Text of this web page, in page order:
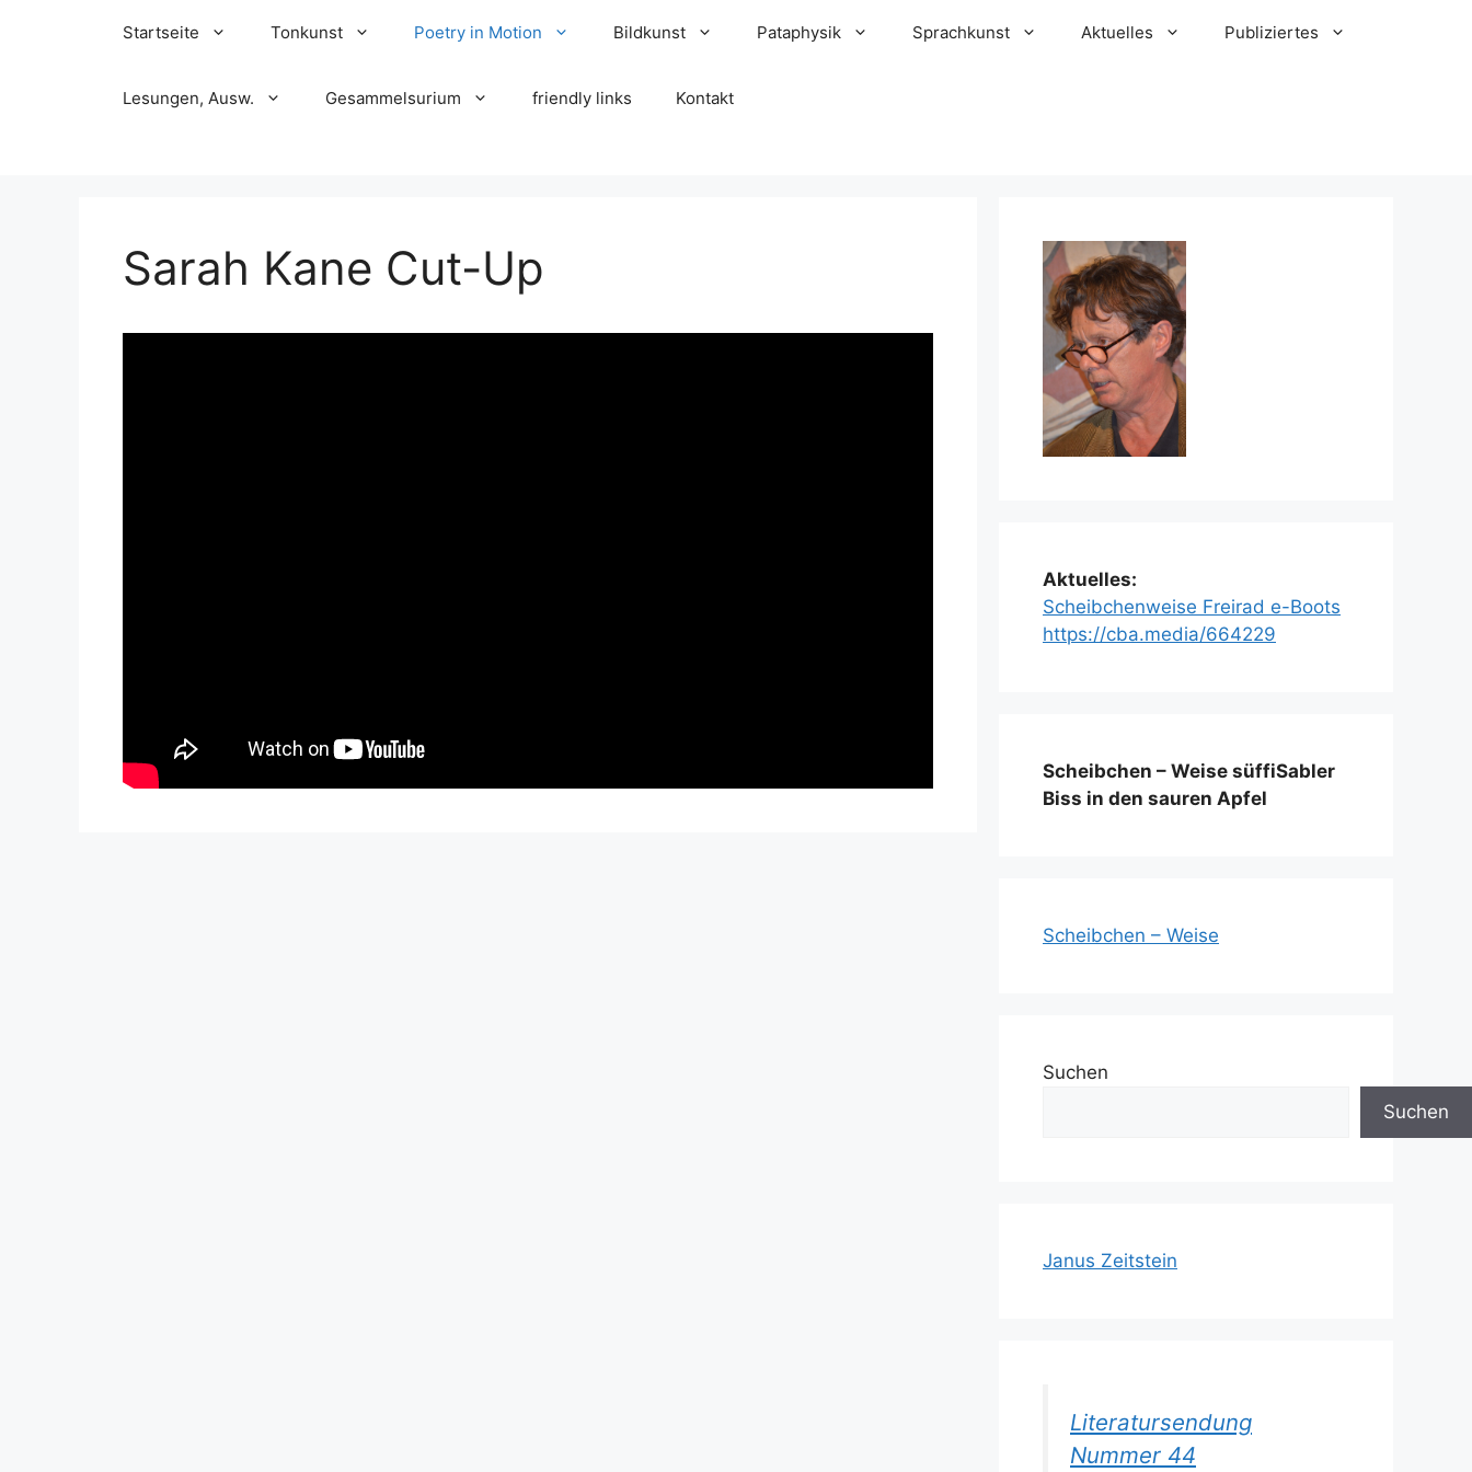
Startseite Tonkunst Poetry in Motion Bildkunst Pataphysik Sprachkunst Aktuelles Publiziertes
Lesungen, Ausw. Gesammelsurium friendly links Kontakt
Sarah Kane Cut-Up
Aktuelles:
Scheibchenweise Freirad e-Boots
https://cba.media/664229
Scheibchen – Weise süffiSabler
Biss in den sauren Apfel
Scheibchen – Weise
Suchen
Suchen
Janus Zeitstein
Literatursendung
Nummer 44